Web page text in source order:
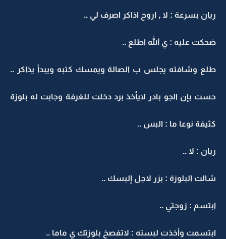
ريان بسرعة : لا , اروح اذاكر اصرف لي ..
ضحكت عليه : ي الله اطلع ..
طلع وشافته يجلس ب الصالة ويمسك كتبه ويبدأ يذاكر ..
حست بإن الجو بادر لايأخذ برد دخلت للغرفة وجابت له بلوزة
كثيفة نوعا ما : البس ..
ريان : لا ..
شالت البلوزة : بزر لاجل إلبسك ..
ابتسم : زوجتي ..
ابتسمت وأخذت لبسته : لاتفصخ بلوزتك ي ماما ..